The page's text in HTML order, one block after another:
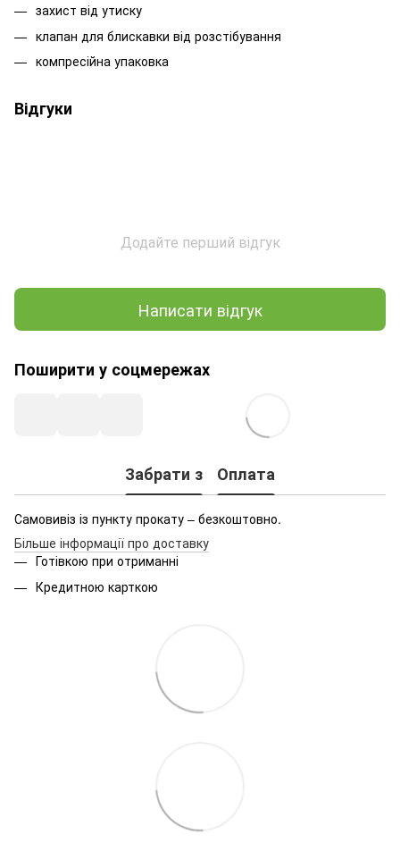
захист від утиску
клапан для блискавки від розстібування
компресійна упаковка
Відгуки
Додайте перший відгук
Написати відгук
Поширити у соцмережах
Забрати з Оплата
Самовивіз із пункту прокату – безкоштовно.
Більше інформації про доставку
Готівкою при отриманні
Кредитною карткою